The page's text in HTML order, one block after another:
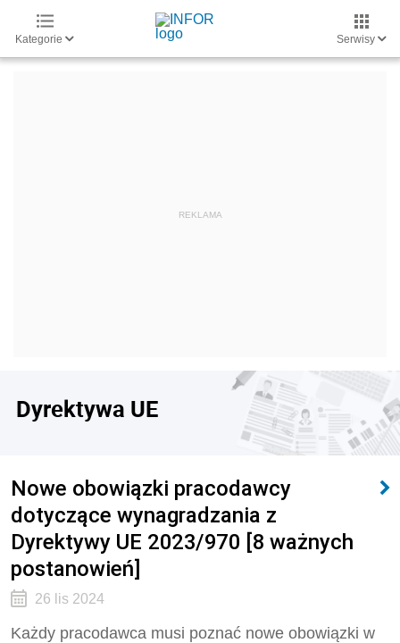
Kategorie Serwisy
Dyrektywa UE
Nowe obowiązki pracodawcy
dotyczące wynagradzania z
Dyrektywy UE 2023/970 [8 ważnych
postanowień]
26 lis 2024
Każdy pracodawca musi poznać nowe obowiązki w